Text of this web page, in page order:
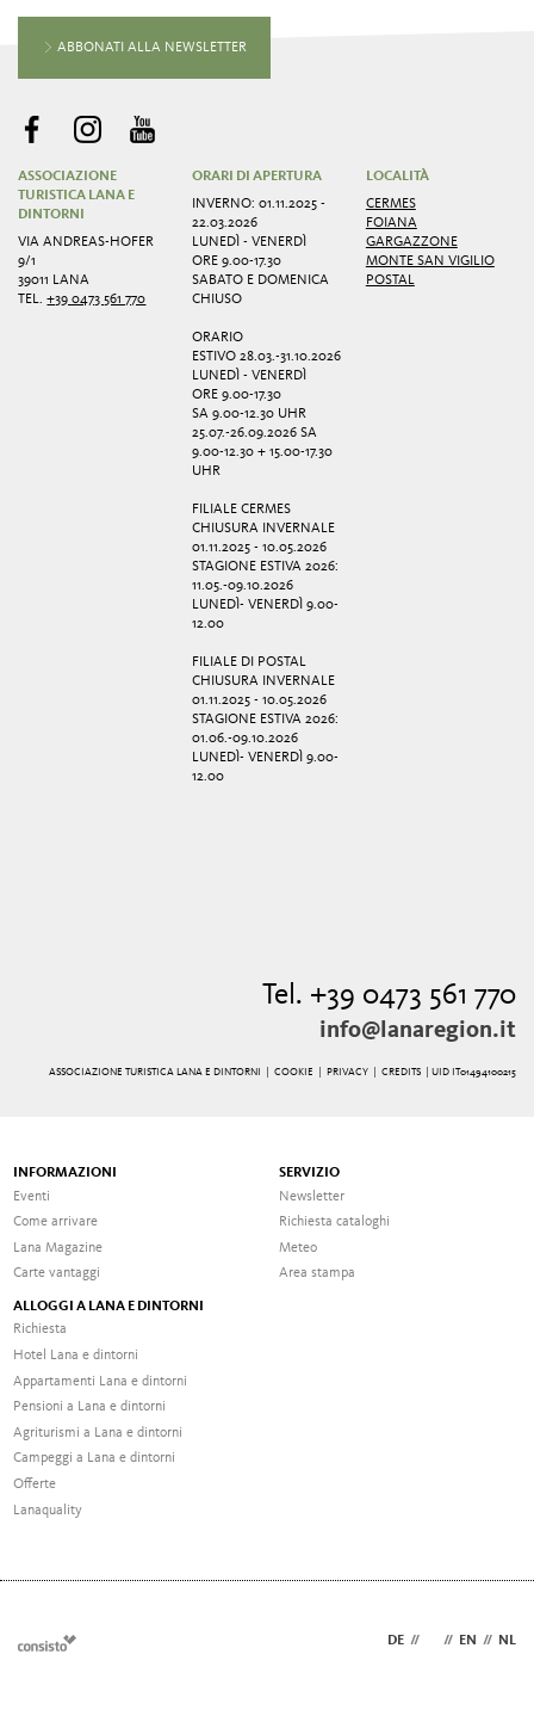
ABBONATI ALLA NEWSLETTER
ASSOCIAZIONE
TURISTICA LANA E
DINTORNI
VIA ANDREAS-HOFER
9/1
39011 LANA
TEL.+39 0473 561 770
ORARI DI APERTURA
INVERNO: 01.11.2025 -
22.03.2026
LUNEDÌ - VENERDÌ
ORE 9.00-17.30
SABATO E DOMENICA
CHIUSO
ORARIO
ESTIVO 28.03.-31.10.2026
LUNEDÌ - VENERDÌ
ORE 9.00-17.30
SA 9.00-12.30 UHR
25.07.-26.09.2026 SA
9.00-12.30 + 15.00-17.30
UHR
FILIALE CERMES
CHIUSURA INVERNALE
01.11.2025 - 10.05.2026
STAGIONE ESTIVA 2026:
11.05.-09.10.2026
LUNEDÌ- VENERDÌ 9.00-
12.00
FILIALE DI POSTAL
CHIUSURA INVERNALE
01.11.2025 - 10.05.2026
STAGIONE ESTIVA 2026:
01.06.-09.10.2026
LUNEDÌ- VENERDÌ 9.00-
12.00
LOCALITÀ
CERMES
FOIANA
GARGAZZONE
MONTE SAN VIGILIO
POSTAL
Tel. +39 0473 561 770
info@lanaregion.it
ASSOCIAZIONE TURISTICA LANA E DINTORNI | COOKIE PRIVACY| CREDITS | UID IT01494100215
INFORMAZIONI
Eventi
Come arrivare
Lana Magazine
Carte vantaggi
SERVIZIO
Newsletter
Richiesta cataloghi
Meteo
Area stampa
ALLOGGI A LANA E DINTORNI
Richiesta
Hotel Lana e dintorni
Appartamenti Lana e dintorni
Pensioni a Lana e dintorni
Agriturismi a Lana e dintorni
Campeggi a Lana e dintorni
Offerte
Lanaquality
DE // // EN // NL